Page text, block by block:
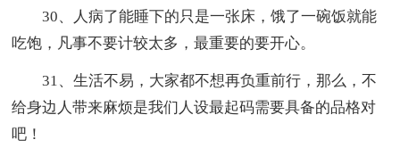
30、人病了能睡下的只是一张床，饿了一碗饭就能
吃饱，凡事不要计较太多，最重要的要开心。
31、生活不易，大家都不想再负重前行，那么，不
给身边人带来麻烦是我们人设最起码需要具备的品格对
吧！